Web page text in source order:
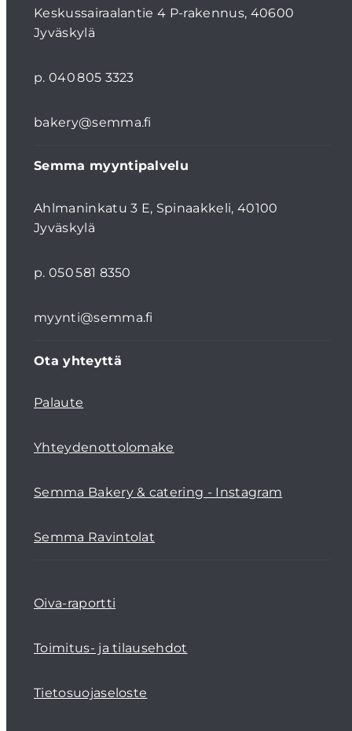
Keskussairaalantie 4 P-rakennus, 40600
Jyväskylä
p. 040 805 3323
bakery@semma.fi
Semma myyntipalvelu
Ahlmaninkatu 3 E, Spinaakkeli, 40100
Jyväskylä
p. 050 581 8350
myynti@semma.fi
Ota yhteyttä
Palaute
Yhteydenottolomake
Semma Bakery & catering - Instagram
Semma Ravintolat
Oiva-raportti
Toimitus- ja tilausehdot
Tietosuojaseloste